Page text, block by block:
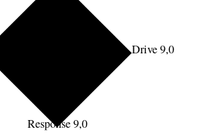
Drive 9,0
Response 9,0